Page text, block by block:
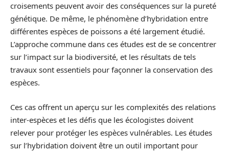
croisements peuvent avoir des conséquences sur la pureté
génétique. De même, le phénomène d’hybridation entre
différentes espèces de poissons a été largement étudié.
L’approche commune dans ces études est de se concentrer
sur l’impact sur la biodiversité, et les résultats de tels
travaux sont essentiels pour façonner la conservation des
espèces.
Ces cas offrent un aperçu sur les complexités des relations
inter-espèces et les défis que les écologistes doivent
relever pour protéger les espèces vulnérables. Les études
sur l’hybridation doivent être un outil important pour